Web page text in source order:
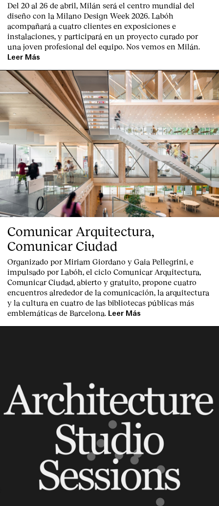
Index
Del 20 al 26 de abril, Milán será el centro mundial del
diseño con la Milano Design Week 2026. Labóh
acompañará a cuatro clientes en exposiciones e
instalaciones, y participará en un proyecto curado por
una joven profesional del equipo. Nos vemos en Milán.
Leer Más
Comunicar Arquitectura,
Comunicar Ciudad
Organizado por Miriam Giordano y Gaia Pellegrini, e
impulsado por Labóh, el ciclo Comunicar Arquitectura,
Comunicar Ciudad, abierto y gratuito, propone cuatro
encuentros alrededor de la comunicación, la arquitectura
y la cultura en cuatro de las bibliotecas públicas más
emblemáticas de Barcelona. Leer Más